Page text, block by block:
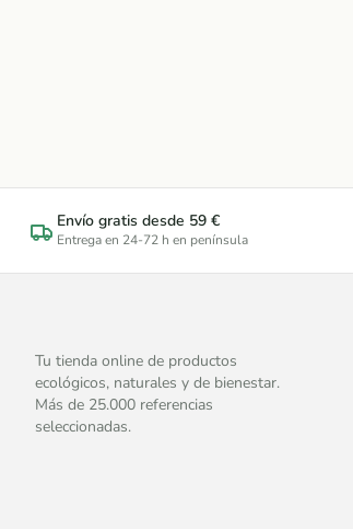
Envío gratis desde 59 €
Entrega en 24-72 h en península
Tu tienda online de productos
ecológicos, naturales y de bienestar.
Más de 25.000 referencias
seleccionadas.